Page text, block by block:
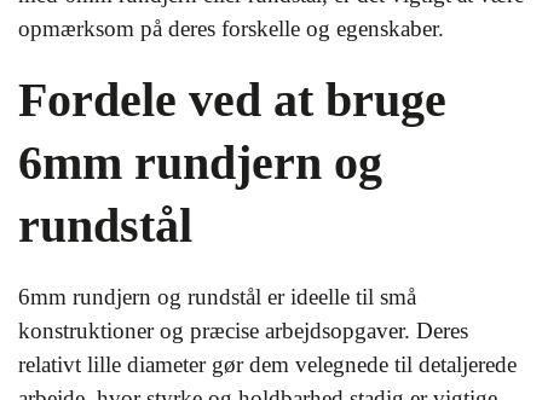
opmærksom på deres forskelle og egenskaber.
Fordele ved at bruge
6mm rundjern og
rundstål
6mm rundjern og rundstål er ideelle til små
konstruktioner og præcise arbejdsopgaver. Deres
relativt lille diameter gør dem velegnede til detaljerede